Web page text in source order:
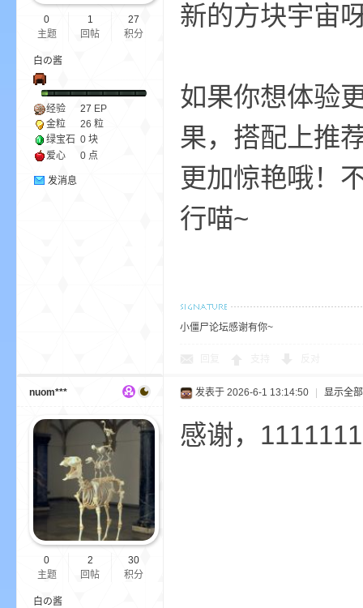
0
主题
1
回帖
27
积分
白の酱
经验 27 EP
金粒
26 粒
绿宝石 0 块
爱心
0 点
发消息
新的方块宇宙
如果你想体验
果，搭配上推
更加惊艳哦！
行喵~
小僵尸论坛感谢有你~
nuom***
0
主题
2
回帖
30
积分
白の酱
发表于 2026-6-1 13:14:50 显示全
感谢，